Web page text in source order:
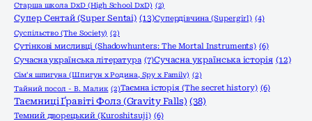
Старша школа DxD (High School DxD) (2)
Супер Сентай (Super Sentai) (13)Супердівчина (Supergirl) (4)
Суспільство (The Society) (2)
Сутінкові мисливці (Shadowhunters: The Mortal Instruments) (6)
Сучасна українська література (7)Сучасна українська історія (12)
Сім'я шпигуна (Шпигун x Родина, Spy x Family) (2)
Тайний посол - В. Малик (2)Таємна історія (The secret history) (6)
Таємниці Ґравіті Фолз (Gravity Falls) (38)
Темний дворецький (Kuroshitsuji) (6)